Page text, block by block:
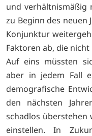
und verhältnismäßig
zu Beginn des neuen
Konjunktur
Faktoren ab, die
Auf eins müssten
aber in jedem Fall
demografische
den nächsten
schadlos überstehen
einstellen. In